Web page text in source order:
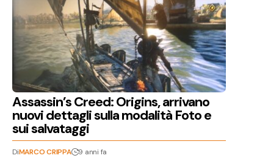
Assassin’s Creed: Origins, arrivano
nuovi dettagli sulla modalità Foto e
sui salvataggi
DiMARCO CRIPPA 9 anni fa